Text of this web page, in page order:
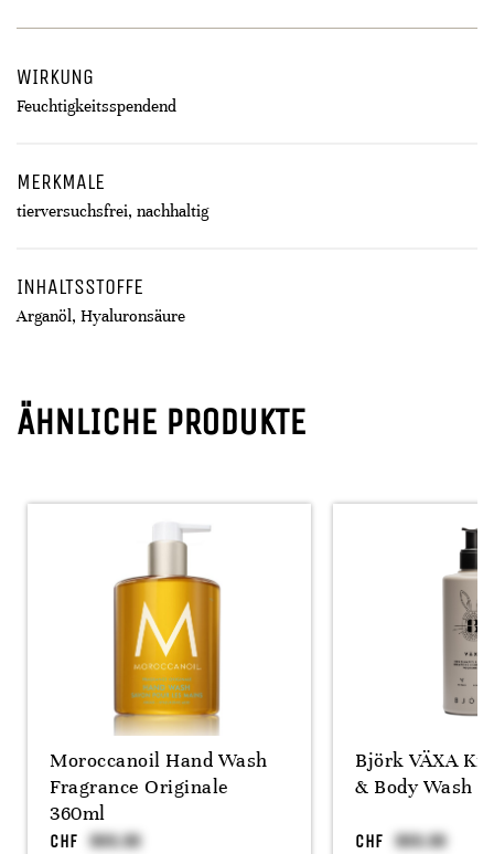
WIRKUNG
Feuchtigkeitsspendend
MERKMALE
tierversuchsfrei, nachhaltig
INHALTSSTOFFE
Arganöl, Hyaluronsäure
ÄHNLICHE PRODUKTE
Moroccanoil Hand Wash
Fragrance Originale
360ml
CHF
Björk VÄXA
& Body Wash
CHF